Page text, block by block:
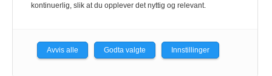
Powered by Labrador CMS
kontinuerlig, slik at du opplever det nyttig og relevant.
Avvis alle Godta valgte Innstillinger